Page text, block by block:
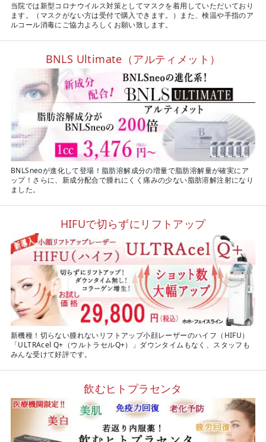
当院では新型コロナウイルス対策としてマスクを着用していただいており
ます。（マスクがない方は受付で購入できます。）また、検温や手指のア
ルコール消毒にご協力よろしくお願い致します。
BNLS Ultimate（アルティメット）
BNLSneoが進化して登場！脂肪溶解成分の増量で脂肪溶解量が確実にア
ップ！さらに、新成分配合で腫れにくく痛みの少ない脂肪溶解注射になり
ました。
HIFUで切らずにリフトアップ
新機種！切らない腫れないリフトアップ小顔レーザーのハイフ（HIFU）
「ULTRAcel Q+（ウルトラセルQ+）」ダウンタイムもなく、スタッフも
みんな受けて好評です。
飲むヒトプラセンタ